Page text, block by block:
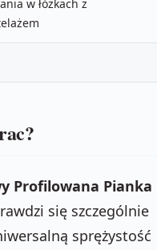
w łóżkach z
Profilowana Pianka
się szczególnie
sprężystość